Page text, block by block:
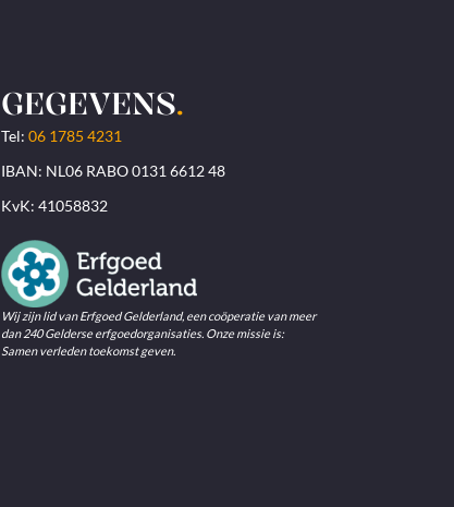
GEGEVENS.
Tel: 06 1785 4231
IBAN: NL06 RABO 0131 6612 48
KvK: 41058832
Wij zijn lid van Erfgoed Gelderland, een coöperatie van meer
dan 240 Gelderse erfgoedorganisaties. Onze missie is:
Samen verleden toekomst geven.